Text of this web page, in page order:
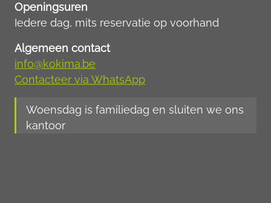
Openingsuren
Iedere dag, mits reservatie op voorhand
Algemeen contact
info@kokima.be
Contacteer via WhatsApp
Woensdag is familiedag en sluiten we ons
kantoor